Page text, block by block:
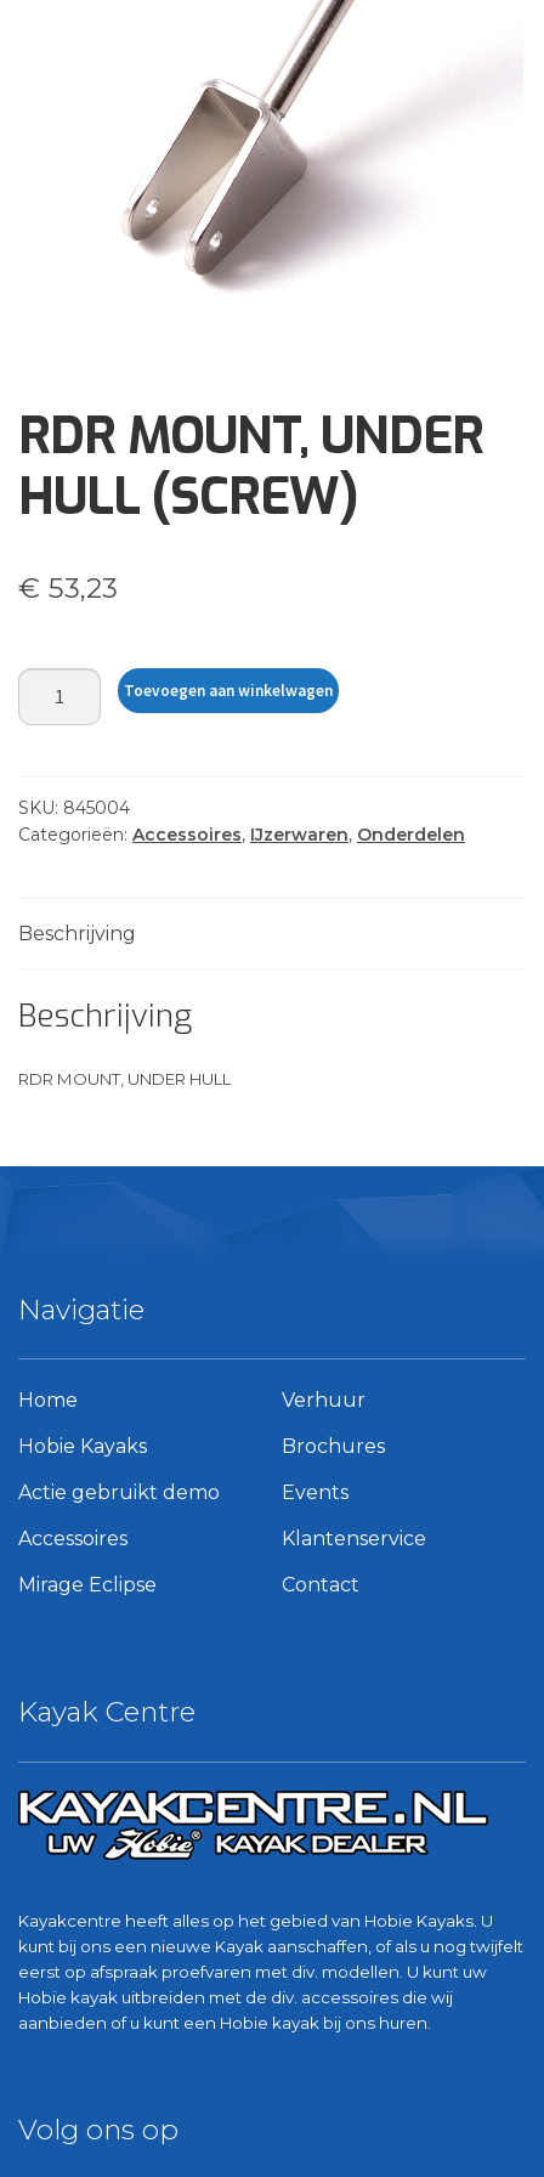
RDR MOUNT, UNDER
HULL (SCREW)
€ 53,23
RDR
MOUNT,
(SCREW)
aantal
Toevoegen aan winkelwagen
SKU: 845004
Categorieën: Accessoires, IJzerwaren, Onderdelen
Beschrijving
Beschrijving
RDR MOUNT, UNDER HULL
Kayak Centre
Kayakcentre heeft alles op het gebied van Hobie Kayaks. U
kunt bij ons een nieuwe Kayak aanschaffen, of als u nog twijfelt
eerst op afspraak proefvaren met div. modellen. U kunt uw
Hobie kayak uitbreiden met de div. accessoires die wij
aanbieden of u kunt een Hobie kayak bij ons huren.
Navigatie
Home
Hobie Kayaks
Actie gebruikt demo
Accessoires
Mirage Eclipse
Verhuur
Brochures
Events
Klantenservice
Contact
Volg ons op